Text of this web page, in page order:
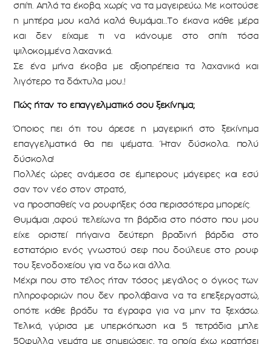
σπίτι. Απλά τα έκοβα, χωρίς να τα μαγειρεύω. Με κοιτούσε
η μητέρα μου καλά καλά θυμάμαι…Το έκανα κάθε μέρα
και δεν είχαμε τι να κάνουμε στο σπίτι τόσα
ψιλοκομμένα λαχανικά.
Σε ένα μήνα έκοβα με αξιοπρέπεια τα λαχανικά και
λιγότερο τα δάχτυλα μου..!
Πώς ήταν το επαγγελματικό σου ξεκίνημα;
Όποιος πει ότι του άρεσε η μαγειρική στο ξεκίνημα
επαγγελματικά θα πει ψέματα.. Ήταν δύσκολα.. πολύ
δύσκολα!
Πολλές ώρες ανάμεσα σε έμπειρους μάγειρες και εσύ
σαν τον νέο στον στρατό,
να προσπαθείς να ρουφήξεις όσα περισσότερα μπορείς.
Θυμάμαι ,αφού τελείωνα τη βάρδια στο πόστο που μου
είχε οριστεί πήγαινα δεύτερη βραδινή βάρδια στο
εστιατόριο ενός γνωστού σεφ που δούλευε στο ρουφ
του ξενοδοχείου για να δω και άλλα.
Μέχρι που στο τέλος ήταν τόσος μεγάλος ο όγκος των
πληροφοριών που δεν προλάβαινα να τα επεξεργαστώ,
οπότε κάθε βράδυ τα έγραφα για να μην τα ξεχάσω.
Τελικά, γύρισα με υπερκόπωση και 5 τετράδια μπλε
50φυλλα γεμάτα με σημειώσεις, τα οποία έχω κρατήσει